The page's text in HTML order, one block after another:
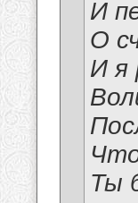
И
О
И я
Ты